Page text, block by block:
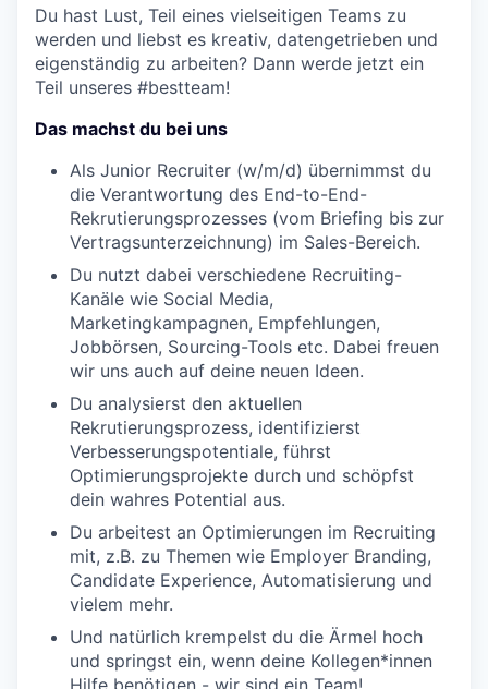
Du hast Lust, Teil eines vielseitigen Teams zu
werden und liebst es kreativ, datengetrieben und
eigenständig zu arbeiten? Dann werde jetzt ein
Teil unseres #bestteam!
Das machst du bei uns
Als Junior Recruiter (w/m/d) übernimmst du
die Verantwortung des End-to-End-
Rekrutierungsprozesses (vom Briefing bis zur
Vertragsunterzeichnung) im Sales-Bereich.
Du nutzt dabei verschiedene Recruiting-
Kanäle wie Social Media,
Marketingkampagnen, Empfehlungen,
Jobbörsen, Sourcing-Tools etc. Dabei freuen
wir uns auch auf deine neuen Ideen.
Du analysierst den aktuellen
Rekrutierungsprozess, identifizierst
Verbesserungspotentiale, führst
Optimierungsprojekte durch und schöpfst
dein wahres Potential aus.
Du arbeitest an Optimierungen im Recruiting
mit, z.B. zu Themen wie Employer Branding,
Candidate Experience, Automatisierung und
vielem mehr.
Und natürlich krempelst du die Ärmel hoch
und springst ein, wenn deine Kollegen*innen
Hilfe benötigen - wir sind ein Team!